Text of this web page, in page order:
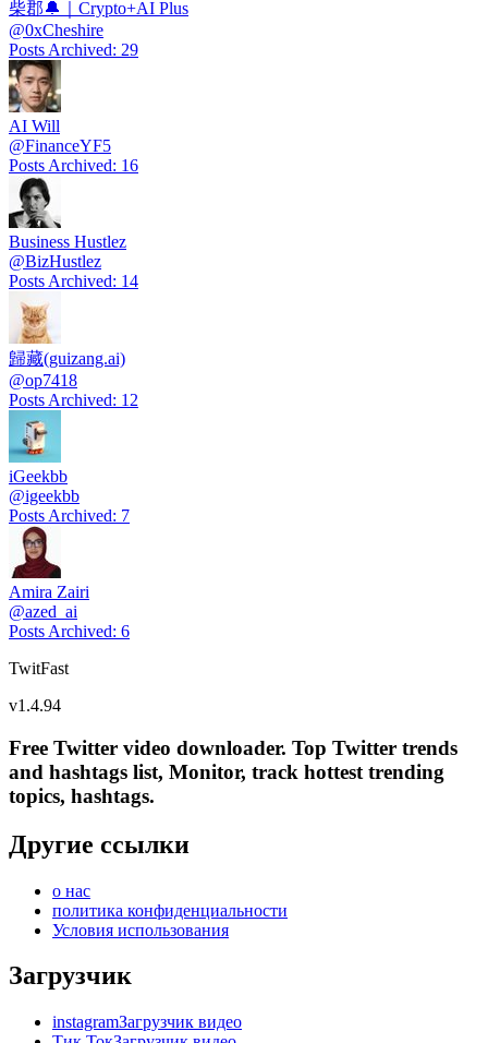
柴郡🔔｜Crypto+AI Plus
@0xCheshire
Posts Archived: 29
AI Will
@FinanceYF5
Posts Archived: 16
Business Hustlez
@BizHustlez
Posts Archived: 14
歸藏(guizang.ai)
@op7418
Posts Archived: 12
iGeekbb
@igeekbb
Posts Archived: 7
Amira Zairi
@azed_ai
Posts Archived: 6
TwitFast
v1.4.94
Free Twitter video downloader. Top Twitter trends
and hashtags list, Monitor, track hottest trending
topics, hashtags.
Другие ссылки
о нас
политика конфиденциальности
Условия использования
Загрузчик
instagramЗагрузчик видео